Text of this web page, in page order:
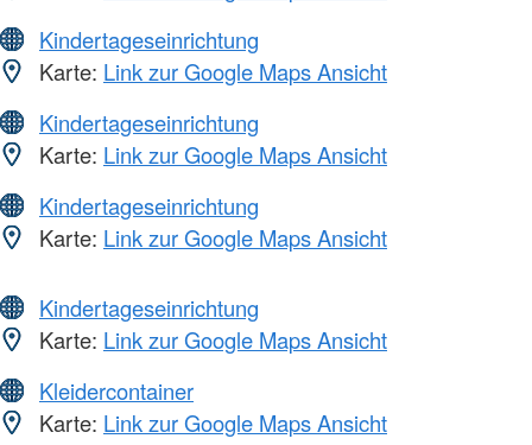
Kindertageseinrichtung
Karte: Link zur Google Maps Ansicht
Kindertageseinrichtung
Karte: Link zur Google Maps Ansicht
Kindertageseinrichtung
Karte: Link zur Google Maps Ansicht
Kindertageseinrichtung
Karte: Link zur Google Maps Ansicht
Kleidercontainer
Karte: Link zur Google Maps Ansicht